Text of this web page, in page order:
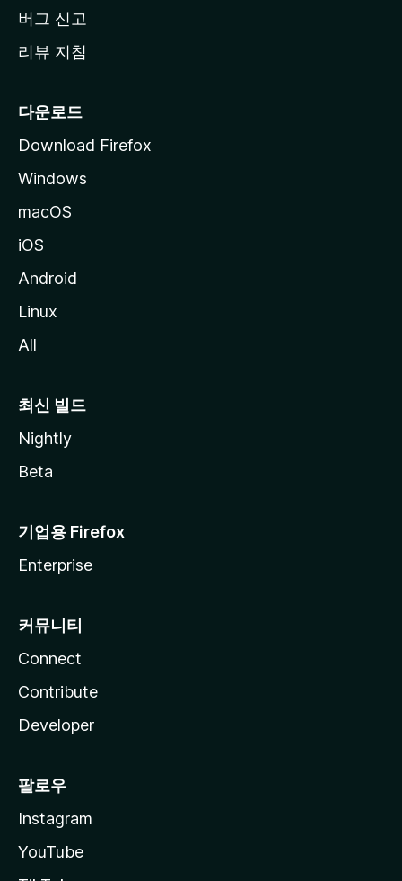
버그 신고
리뷰 지침
다운로드
Download Firefox
Windows
macOS
iOS
Android
Linux
All
최신 빌드
Nightly
Beta
기업용 Firefox
Enterprise
커뮤니티
Connect
Contribute
Developer
팔로우
Instagram
YouTube